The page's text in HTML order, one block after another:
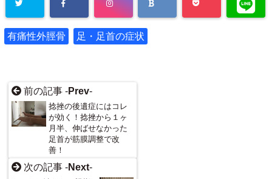
有痛性外脛骨 足・足首の症状
前の記事 -Prev-
捻挫の後遺症にはコレ
が効く！捻挫から１ヶ
月半、伸ばせなかった
足首が筋膜調整で改
善！
次の記事 -Next-